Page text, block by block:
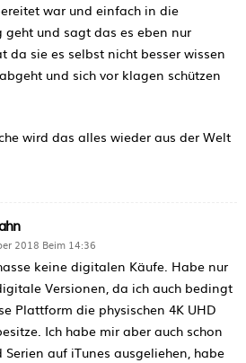
war und einfach in die
geht und sagt das es eben nur
da sie es selbst nicht besser wissen
und sich vor klagen schützen
wird das alles wieder aus der Welt
2018 Beim 14:36
keine digitalen Käufe. Habe nur
Versionen, da ich auch bedingt
Plattform die physischen 4K UHD
Ich habe mir aber auch schon
Serien auf iTunes ausgeliehen, habe